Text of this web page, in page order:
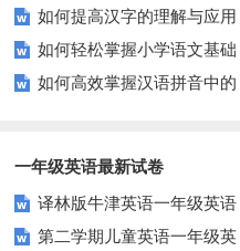
效提高孩子的阅读与写作技能？
如何提高汉字的理解与应用
能力？这里有妙招！
如何轻松掌握小学语文基础
知识？
如何高效掌握汉语拼音中的
一年级英语最新试卷
译林版牛津英语一年级英语
1AB测试卷
第二学期儿童英语一年级英